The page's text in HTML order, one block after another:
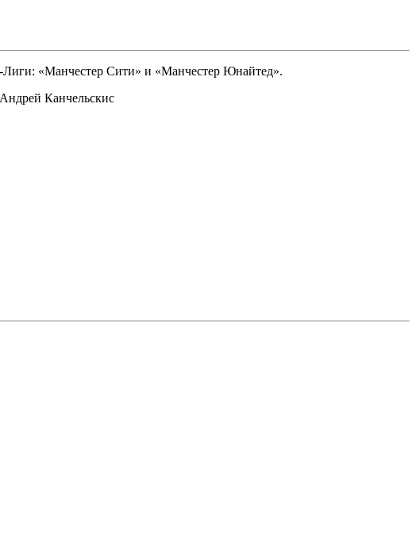
Лиги: «Манчестер Сити» и «Манчестер Юнайтед».
Канчельскис